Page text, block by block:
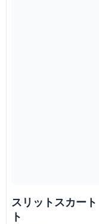
スリットスカー
ト